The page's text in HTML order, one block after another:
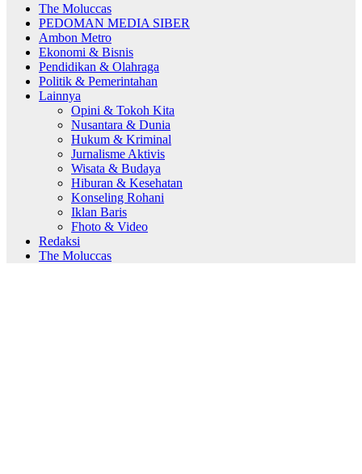
The Moluccas
PEDOMAN MEDIA SIBER
Ambon Metro
Ekonomi & Bisnis
Pendidikan & Olahraga
Politik & Pemerintahan
Lainnya
Opini & Tokoh Kita
Nusantara & Dunia
Hukum & Kriminal
Jurnalisme Aktivis
Wisata & Budaya
Hiburan & Kesehatan
Konseling Rohani
Iklan Baris
Fhoto & Video
Redaksi
The Moluccas